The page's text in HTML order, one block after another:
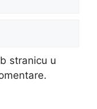
stranicu u